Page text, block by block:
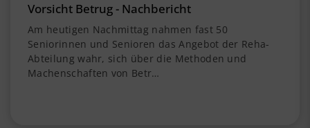
Vorsicht Betrug - Nachbericht
Am heutigen Nachmittag nahmen fast 50
Seniorinnen und Senioren das Angebot der Reha-
Abteilung wahr, sich über die Methoden und
Machenschaften von Betr…